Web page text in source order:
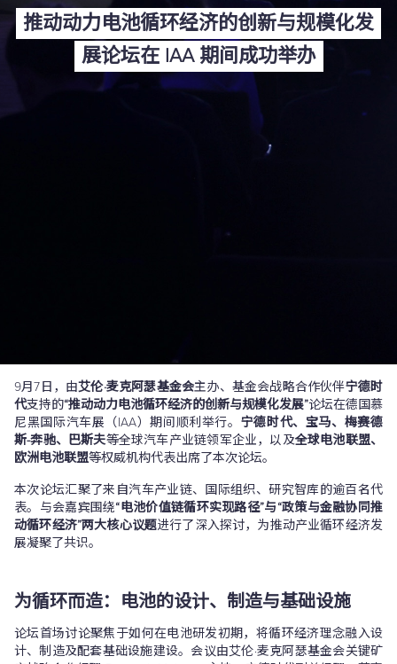
推动动力电池循环经济的创新与规模化发
展论坛在 IAA 期间成功举办
9月7日，由艾伦·麦克阿瑟基金会主办、基金会战略合作伙伴宁德时
代支持的“推动动力电池循环经济的创新与规模化发展”论坛在德国慕
尼黑国际汽车展（IAA）期间顺利举行。 宁德时代、宝马、梅赛德
斯-奔驰、巴斯夫等全球汽车产业链领军企业，以及全球电池联盟、
欧洲电池联盟等权威机构代表出席了本次论坛。
本次论坛汇聚了来自汽车产业链、国际组织、研究智库的逾百名代
表。与会嘉宾围绕“电池价值链循环实现路径”与“政策与金融协同推
动循环经济”两大核心议题进行了深入探讨，为推动产业循环经济发
展凝聚了共识。
为循环而造：电池的设计、制造与基础设施
论坛首场讨论聚焦于如何在电池研发初期，将循环经济理念融入设
计、制造及配套基础设施建设。会议由艾伦·麦克阿瑟基金会关键矿